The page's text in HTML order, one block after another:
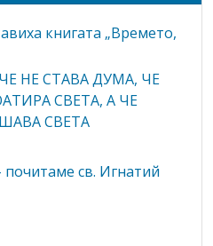
книгата „Времето,
НЕ СТАВА ДУМА, ЧЕ
СВЕТА, А ЧЕ
СВЕТА
св. Игнатий